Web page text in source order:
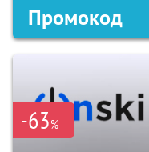
Промокод
-63%